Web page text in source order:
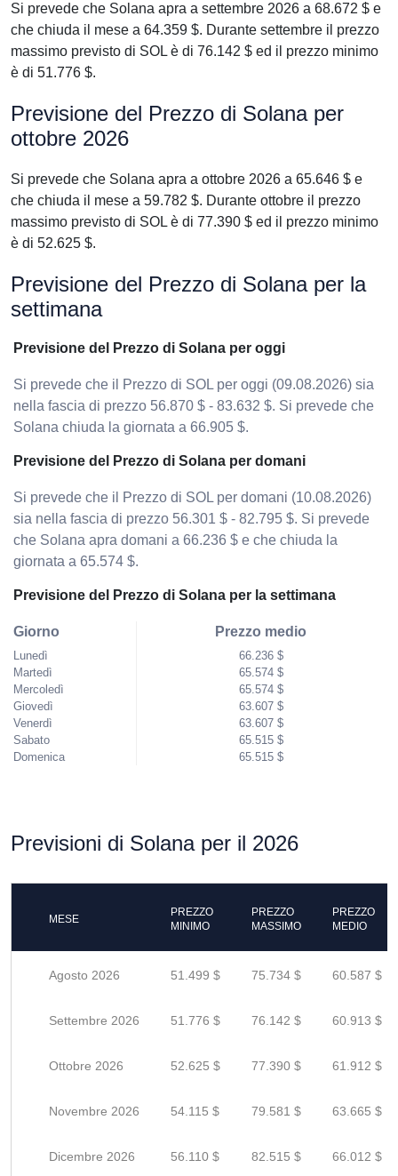
Si prevede che Solana apra a settembre 2026 a 68.672 $ e
che chiuda il mese a 64.359 $. Durante settembre il prezzo
massimo previsto di SOL è di 76.142 $ ed il prezzo minimo
è di 51.776 $.
Previsione del Prezzo di Solana per
ottobre 2026
Si prevede che Solana apra a ottobre 2026 a 65.646 $ e
che chiuda il mese a 59.782 $. Durante ottobre il prezzo
massimo previsto di SOL è di 77.390 $ ed il prezzo minimo
è di 52.625 $.
Previsione del Prezzo di Solana per la
settimana
Previsione del Prezzo di Solana per oggi
Si prevede che il Prezzo di SOL per oggi (09.08.2026) sia
nella fascia di prezzo 56.870 $ - 83.632 $. Si prevede che
Solana chiuda la giornata a 66.905 $.
Previsione del Prezzo di Solana per domani
Si prevede che il Prezzo di SOL per domani (10.08.2026)
sia nella fascia di prezzo 56.301 $ - 82.795 $. Si prevede
che Solana apra domani a 66.236 $ e che chiuda la
giornata a 65.574 $.
Previsione del Prezzo di Solana per la settimana
Giorno
Lunedì
Martedì
Mercoledì
Giovedì
Venerdì
Sabato
Domenica
Prezzo medio
66.236 $
65.574 $
65.574 $
63.607 $
63.607 $
65.515 $
65.515 $
Previsioni di Solana per il 2026
MESE
PREZZO
MINIMO
PREZZO
MASSIMO
PREZZO
MEDIO
Agosto 2026 51.499 $ 75.734 $ 60.587 $
Settembre 2026 51.776 $ 76.142 $ 60.913 $
Ottobre 2026 52.625 $ 77.390 $ 61.912 $
Novembre 2026 54.115 $ 79.581 $ 63.665 $
Dicembre 2026 56.110 $ 82.515 $ 66.012 $